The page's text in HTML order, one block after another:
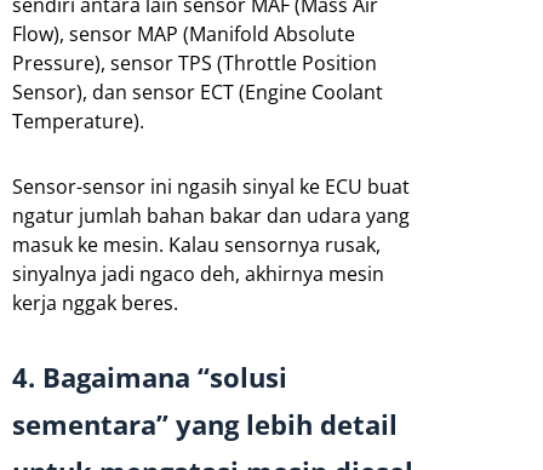
Flow), sensor MAP (Manifold Absolute
Pressure), sensor TPS (Throttle Position
Sensor), dan sensor ECT (Engine Coolant
Temperature).
Sensor-sensor ini ngasih sinyal ke ECU buat
ngatur jumlah bahan bakar dan udara yang
masuk ke mesin. Kalau sensornya rusak,
sinyalnya jadi ngaco deh, akhirnya mesin
kerja nggak beres.
4. Bagaimana “solusi
sementara” yang lebih detail